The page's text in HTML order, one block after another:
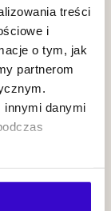
treści
i
o tym, jak
partnerom
innymi danymi